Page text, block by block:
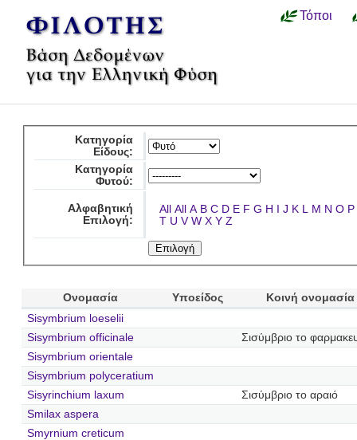
Τόποι
Κατηγορία
Είδους:
Κατηγορία
Φυτού:
Αλφαβητική
Επιλογή:
All All A B C D E F G H I J K L M N O P
T U V W X Y Z
Ονομασία Υποείδος
Κοινή ονομασία
Sisymbrium loeselii
Sisymbrium officinale
Σισύμβριο το
Sisymbrium orientale
Sisymbrium polyceratium
Sisyrinchium laxum
Σισύμβριο το αραιό
Smilax aspera
Smyrnium creticum